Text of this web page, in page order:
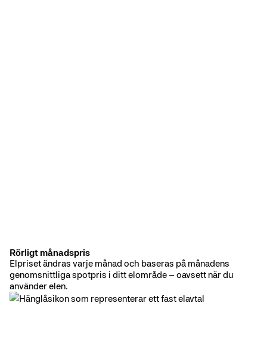
Rörligt elavtal
Rörligt månadspris
Elpriset ändras varje månad och baseras på månadens
genomsnittliga spotpris i ditt elområde – oavsett när du
använder elen.